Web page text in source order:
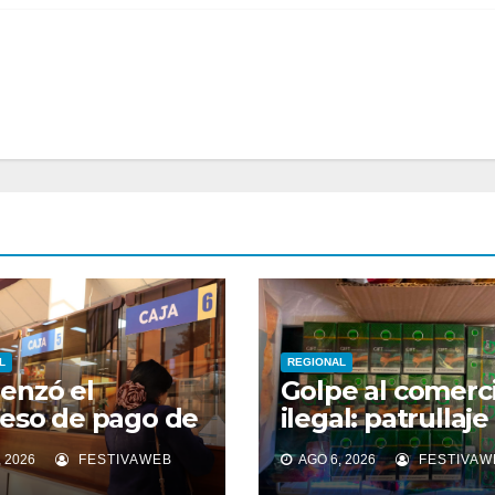
el
de pago de
cuota del
de
2026 FESTIVAWEB
REGIONAL
Golpe al
ilegal: patrullaje
mixto OS14
cigarrillos de
AGO 6, 2026